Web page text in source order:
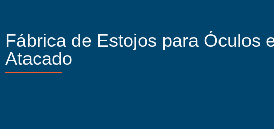
Fábrica de Estojos para Óculos
Atacado